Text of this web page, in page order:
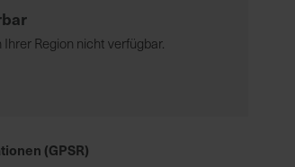
Region nicht verfügbar.
(GPSR)